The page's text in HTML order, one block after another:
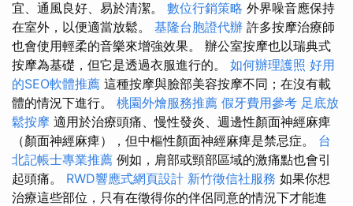
宜、通風良好、易於清潔。 數位行銷策略 外界噪音應保持
在室外，以便適當放鬆。 基隆台胞證代辦 許多按摩治療師
也會使用輕柔的音樂來增強效果。 辦公室按摩也以瑞典式
按摩為基礎，但它是透過衣服進行的。 如何辦理護照 好用
的SEO軟體推薦 這種按摩與臉部美容按摩不同；在沒有載
體的情況下進行。 桃園外燴服務推薦 假牙費用參考 足底放
鬆按摩 適用於治療頭痛、慢性發炎、週邊性顏面神經麻痺
（顏面神經麻痺），但中樞性顏面神經麻痺是禁忌症。 台
北記帳士專業推薦 例如，肩部或頸部區域的激痛點也會引
起頭痛。 RWD響應式網頁設計 新竹徵信社服務 如果你想
治療這些部位，只有在徵得你的伴侶同意的情況下才能進